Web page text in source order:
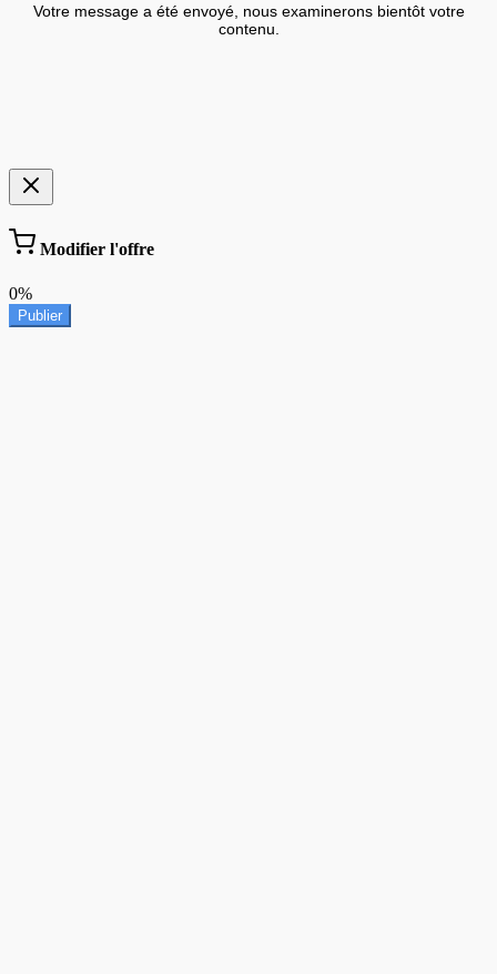
Votre message a été envoyé, nous examinerons bientôt votre
contenu.
Modifier l'offre
0%
Publier